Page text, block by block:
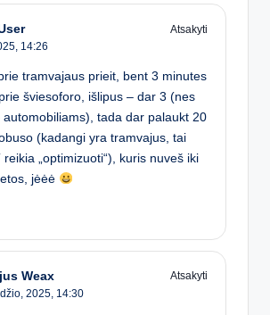
Atsakyti
14:26
tramvajaus prieit, bent 3 minutes
šviesoforo, išlipus – dar 3 (nes
automobiliams), tada dar palaukt 20
(kadangi yra tramvajus, tai
reikia „optimizuoti“), kuris nuveš iki
jėėė
Weax
Atsakyti
2025, 14:30